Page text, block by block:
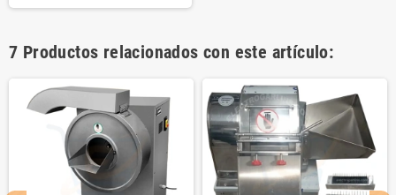
7 Productos relacionados con este artículo: